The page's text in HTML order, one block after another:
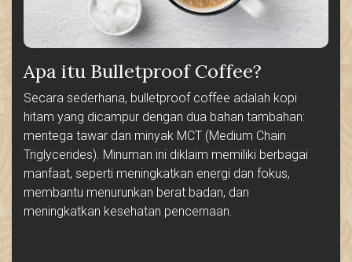
Apa itu Bulletproof Coffee?
Secara sederhana, bulletproof coffee adalah kopi
hitam yang dicampur dengan dua bahan tambahan:
mentega tawar dan minyak MCT (Medium Chain
Triglycerides). Minuman ini diklaim memiliki berbagai
manfaat, seperti meningkatkan energi dan fokus,
membantu menurunkan berat badan, dan
meningkatkan kesehatan pencernaan.